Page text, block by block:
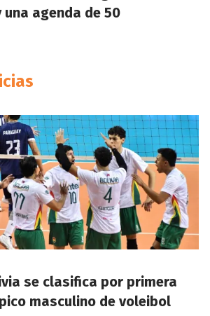
agenda de 50
se clasifica por primera
masculino de voleibol